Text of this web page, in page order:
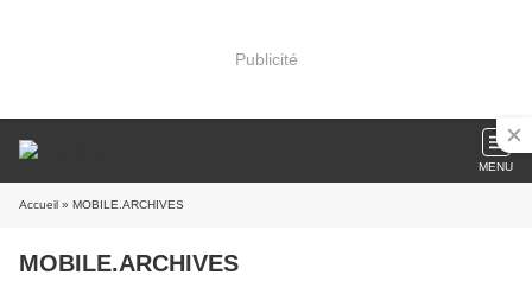
Publicité
MENU
Accueil » MOBILE.ARCHIVES
MOBILE.ARCHIVES